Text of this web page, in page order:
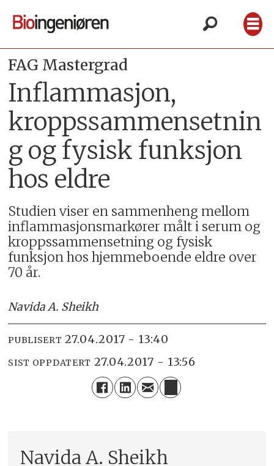
FAG Mastergrad
Inflammasjon,
kroppssammensetnin
g og fysisk funksjon
hos eldre
Studien viser en sammenheng mellom
inflammasjonsmarkører målt i serum og
kroppssammensetning og fysisk
funksjon hos hjemmeboende eldre over
70 år.
Navida A. Sheikh
PUBLISERT 27.04.2017 - 13:40
SIST OPPDATERT 27.04.2017 - 13:56
Navida A. Sheikh